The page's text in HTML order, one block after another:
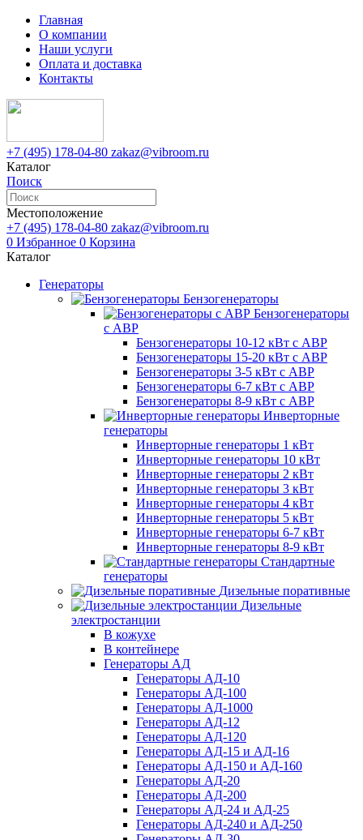
Главная
О компании
Наши услуги
Оплата и доставка
Контакты
+7 (495) 178-04-80 zakaz@vibroom.ru
Каталог
Поиск
Местоположение
+7 (495) 178-04-80 zakaz@vibroom.ru
0 Избранное 0 Корзина
Каталог
Генераторы
Бензогенераторы
Бензогенераторы
с АВР
Бензогенераторы 10-12 кВт с АВР
Бензогенераторы 15-20 кВт с АВР
Бензогенераторы 3-5 кВт с АВР
Бензогенераторы 6-7 кВт с АВР
Бензогенераторы 8-9 кВт с АВР
Инверторные
генераторы
Инверторные генераторы 1 кВт
Инверторные генераторы 10 кВт
Инверторные генераторы 2 кВт
Инверторные генераторы 3 кВт
Инверторные генераторы 4 кВт
Инверторные генераторы 5 кВт
Инверторные генераторы 6-7 кВт
Инверторные генераторы 8-9 кВт
Стандартные
генераторы
Дизельные поративные
Дизельные
электростанции
В кожухе
В контейнере
Генераторы АД
Генераторы АД-10
Генераторы АД-100
Генераторы АД-1000
Генераторы АД-12
Генераторы АД-120
Генераторы АД-15 и АД-16
Генераторы АД-150 и АД-160
Генераторы АД-20
Генераторы АД-200
Генераторы АД-24 и АД-25
Генераторы АД-240 и АД-250